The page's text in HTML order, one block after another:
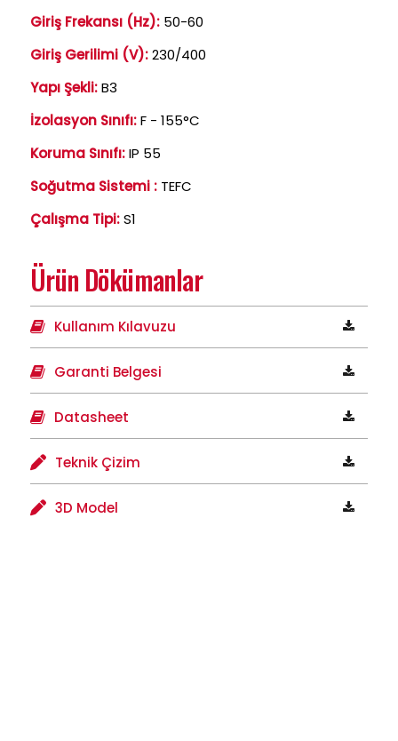
Giriş Frekansı (Hz): 50-60
Giriş Gerilimi (V):230/400
Yapı Şekli:B3
İzolasyon Sınıfı:F - 155°C
Koruma Sınıfı:IP 55
Soğutma Sistemi : TEFC
Çalışma Tipi:S1
Ürün Dökümanlar
Kullanım Kılavuzu
Garanti Belgesi
Datasheet
Teknik Çizim
3D Model